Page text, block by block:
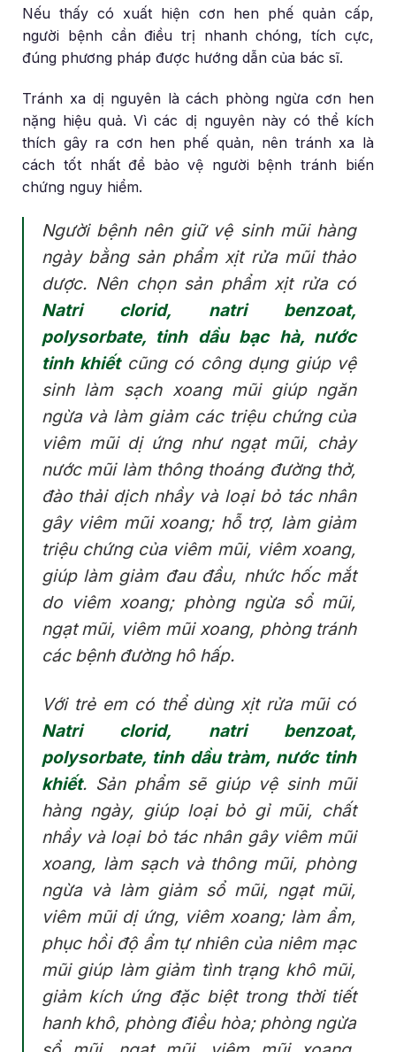
Nếu thấy có xuất hiện cơn hen phế quản cấp,
người bệnh cần điều trị nhanh chóng, tích cực,
đúng phương pháp được hướng dẫn của bác sĩ.
Tránh xa dị nguyên là cách phòng ngừa cơn hen
nặng hiệu quả. Vì các dị nguyên này có thể kích
thích gây ra cơn hen phế quản, nên tránh xa là
cách tốt nhất để bảo vệ người bệnh tránh biến
chứng nguy hiểm.
Người bệnh nên giữ vệ sinh mũi hàng
ngày bằng sản phẩm xịt rửa mũi thảo
dược. Nên chọn sản phẩm xịt rửa có
Natri clorid, natri benzoat,
polysorbate, tinh dầu bạc hà, nước
tinh khiếtcũng có công dụng giúp vệ
sinh làm sạch xoang mũi giúp ngăn
ngừa và làm giảm các triệu chứng của
viêm mũi dị ứng như ngạt mũi, chảy
nước mũi làm thông thoáng đường thở,
đào thải dịch nhầy và loại bỏ tác nhân
gây viêm mũi xoang; hỗ trợ, làm giảm
triệu chứng của viêm mũi, viêm xoang,
giúp làm giảm đau đầu, nhức hốc mắt
do viêm xoang; phòng ngừa sổ mũi,
ngạt mũi, viêm mũi xoang, phòng tránh
các bệnh đường hô hấp.
Với trẻ em có thể dùng xịt rửa mũi có
Natri clorid, natri benzoat,
polysorbate, tinh dầu tràm, nước tinh
khiết. Sản phẩm sẽ giúp vệ sinh mũi
hàng ngày, giúp loại bỏ gỉ mũi, chất
nhầy và loại bỏ tác nhân gây viêm mũi
xoang, làm sạch và thông mũi, phòng
ngừa và làm giảm sổ mũi, ngạt mũi,
viêm mũi dị ứng, viêm xoang; làm ẩm,
phục hồi độ ẩm tự nhiên của niêm mạc
mũi giúp làm giảm tình trạng khô mũi,
giảm kích ứng đặc biệt trong thời tiết
hanh khô, phòng điều hòa; phòng ngừa